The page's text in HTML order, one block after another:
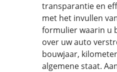
transparantie en
met het invullen
formulier waarin u
over uw auto
bouwjaar,
algemene staat.